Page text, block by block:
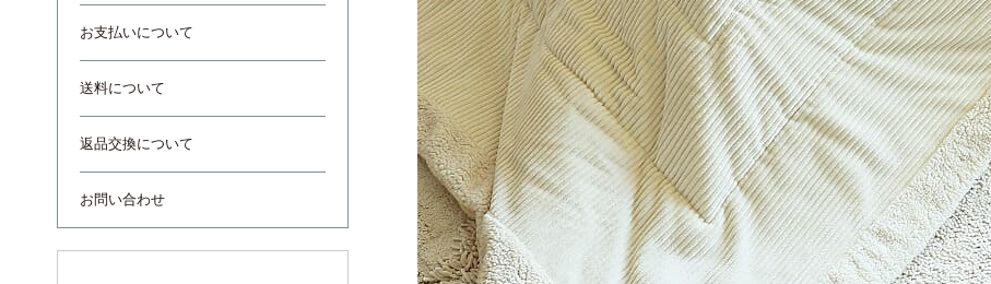
お支払いについて
送料について
返品交換について
お問い合わせ